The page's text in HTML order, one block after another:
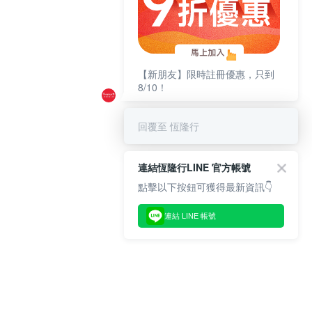
【新朋友】限時註冊優惠，只到
8/10！
回覆至 恆隆行
連結恆隆行LINE 官方帳號
點擊以下按鈕可獲得最新資訊👇
連結 LINE 帳號